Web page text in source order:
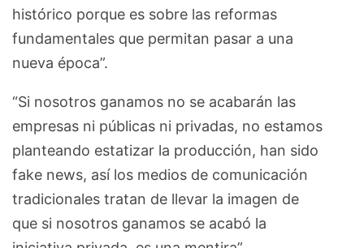
histórico porque es sobre las reformas
fundamentales que permitan pasar a una
nueva época”.
“Si nosotros ganamos no se acabarán las
empresas ni públicas ni privadas, no estamos
planteando estatizar la producción, han sido
fake news, así los medios de comunicación
tradicionales tratan de llevar la imagen de
que si nosotros ganamos se acabó la